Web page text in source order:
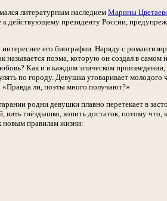
литературным наследием Марины
действующему президенту России,
интереснее его биографии. Наряду с
поэма, которую он создал в самом
Как и в каждом эпическом
по городу. Девушка уговаривает
ли, поэты много получают?»
родни девушки плавно перетекает в
гнёздышко, копить достаток, потому
новым правилам жизни: